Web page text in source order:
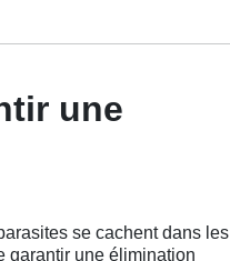
une
se cachent dans les
garantir une élimination